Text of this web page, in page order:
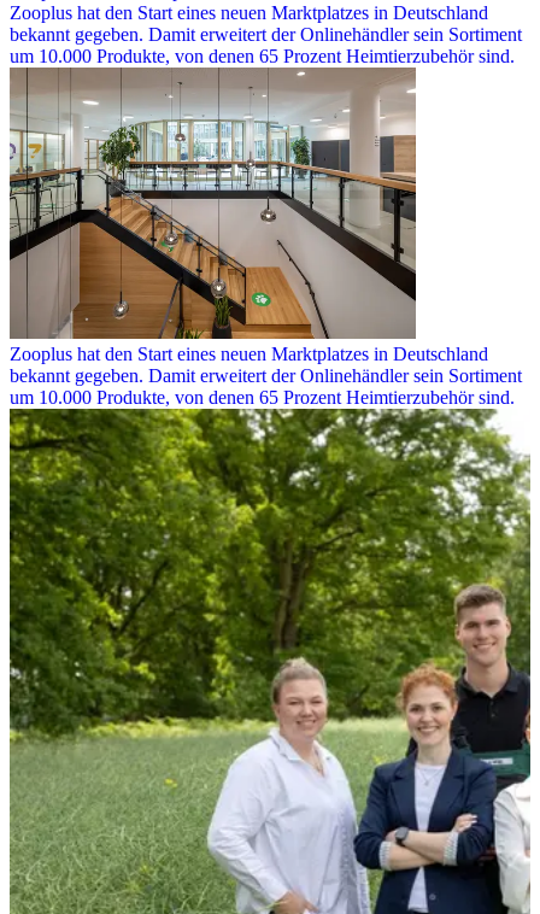
Zooplus hat den Start eines neuen Marktplatzes in Deutschland
bekannt gegeben. Damit erweitert der Onlinehändler sein Sortiment
um 10.000 Produkte, von denen 65 Prozent Heimtierzubehör sind.
Zooplus hat den Start eines neuen Marktplatzes in Deutschland
bekannt gegeben. Damit erweitert der Onlinehändler sein Sortiment
um 10.000 Produkte, von denen 65 Prozent Heimtierzubehör sind.